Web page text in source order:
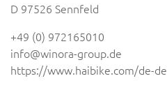
D 97526 Sennfeld
+49 (0) 972165010
info@winora-group.de
https://www.haibike.com/de-de